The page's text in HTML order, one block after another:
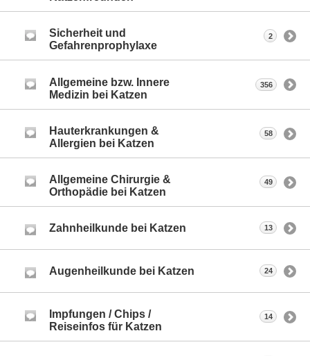
Sicherheit und
Gefahrenprophylaxe
2
Allgemeine bzw. Innere
Medizin bei Katzen
356
Hauterkrankungen &
Allergien bei Katzen
58
Allgemeine Chirurgie &
Orthopädie bei Katzen
49
Zahnheilkunde bei Katzen 13
Augenheilkunde bei Katzen 24
Impfungen / Chips /
Reiseinfos für Katzen
14